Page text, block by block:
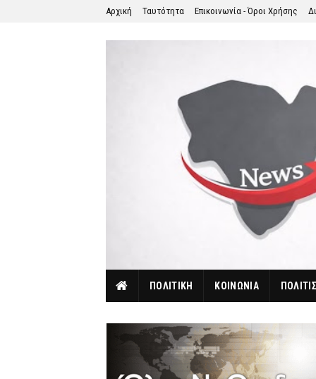
Αρχική Ταυτότητα Επικοινωνία - Όροι Χρήσης
ΠΟΛΙΤΙΚΗ ΚΟΙΝΩΝΙΑ